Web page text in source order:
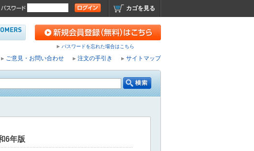
カゴを見る
パスワードを忘れた場合はこちら
ご意見・お問い合わせ 注文の手引き サイトマップ
6年版